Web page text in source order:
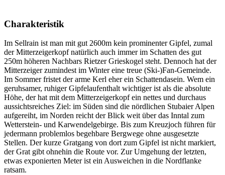
Charakteristik
Im Sellrain ist man mit gut 2600m kein prominenter Gipfel, zumal
der Mitterzeigerkopf natürlich auch immer im Schatten des gut
250m höheren Nachbars Rietzer Grieskogel steht. Dennoch hat der
Mitterzeiger zumindest im Winter eine treue (Ski-)Fan-Gemeinde.
Im Sommer fristet der arme Kerl eher ein Schattendasein. Wem ein
geruhsamer, ruhiger Gipfelaufenthalt wichtiger ist als die absolute
Höhe, der hat mit dem Mitterzeigerkopf ein nettes und durchaus
aussichtsreiches Ziel: im Süden sind die nördlichen Stubaier Alpen
aufgereiht, im Norden reicht der Blick weit über das Inntal zum
Wetterstein- und Karwendelgebirge. Bis zum Kreuzjoch führen für
jedermann problemlos begehbare Bergwege ohne ausgesetzte
Stellen. Der kurze Gratgang von dort zum Gipfel ist nicht markiert,
der Grat gibt ohnehin die Route vor. Zur Umgehung der letzten,
etwas exponierten Meter ist ein Ausweichen in die Nordflanke
ratsam.